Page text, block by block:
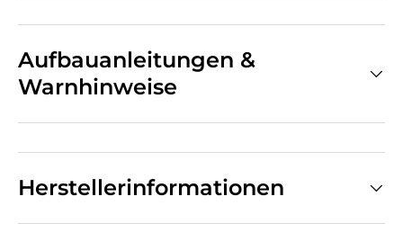
Aufbauanleitungen &
Warnhinweise
Herstellerinformationen